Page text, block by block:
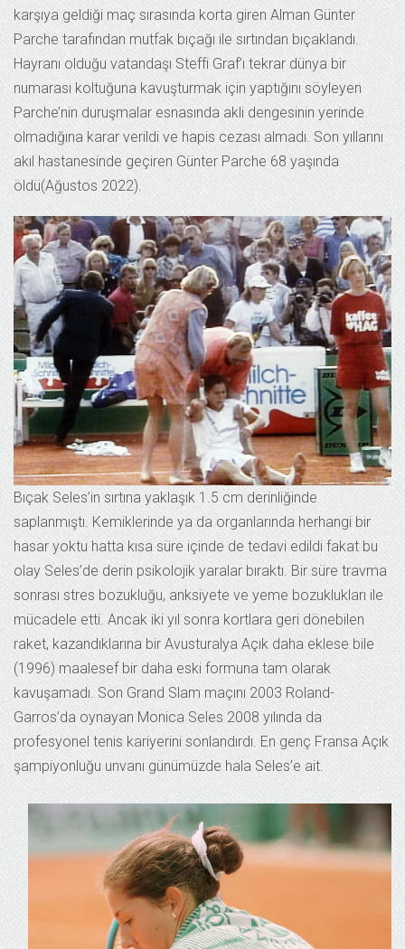
karşıya geldiği maç sırasında korta giren Alman Günter
Parche tarafından mutfak bıçağı ile sırtından bıçaklandı.
Hayranı olduğu vatandaşı Steffi Graf’ı tekrar dünya bir
numarası koltuğuna kavuşturmak için yaptığını söyleyen
Parche’nin duruşmalar esnasında akli dengesinin yerinde
olmadığına karar verildi ve hapis cezası almadı. Son yıllarını
akıl hastanesinde geçiren Günter Parche 68 yaşında
öldü(Ağustos 2022).
Bıçak Seles’in sırtına yaklaşık 1.5 cm derinliğinde
saplanmıştı. Kemiklerinde ya da organlarında herhangi bir
hasar yoktu hatta kısa süre içinde de tedavi edildi fakat bu
olay Seles’de derin psikolojik yaralar bıraktı. Bir süre travma
sonrası stres bozukluğu, anksiyete ve yeme bozuklukları ile
mücadele etti. Ancak iki yıl sonra kortlara geri dönebilen
raket, kazandıklarına bir Avusturalya Açık daha eklese bile
(1996) maalesef bir daha eski formuna tam olarak
kavuşamadı. Son Grand Slam maçını 2003 Roland-
Garros’da oynayan Monica Seles 2008 yılında da
profesyonel tenis kariyerini sonlandırdı. En genç Fransa Açık
şampiyonluğu unvanı günümüzde hala Seles’e ait.